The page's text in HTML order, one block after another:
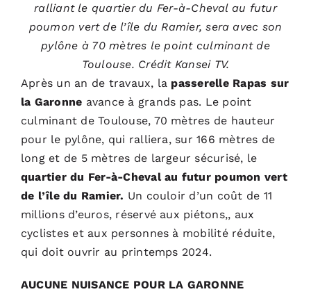
ralliant le quartier du Fer-à-Cheval au futur
poumon vert de l’île du Ramier, sera avec son
pylône à 70 mètres le point culminant de
Toulouse. Crédit Kansei TV.
Après un an de travaux, la passerelle Rapas sur
la Garonne avance à grands pas. Le point
culminant de Toulouse, 70 mètres de hauteur
pour le pylône, qui ralliera, sur 166 mètres de
long et de 5 mètres de largeur sécurisé, le
quartier du Fer-à-Cheval au futur poumon vert
de l’île du Ramier. Un couloir d’un coût de 11
millions d’euros, réservé aux piétons,, aux
cyclistes et aux personnes à mobilité réduite,
qui doit ouvrir au printemps 2024.
AUCUNE NUISANCE POUR LA GARONNE